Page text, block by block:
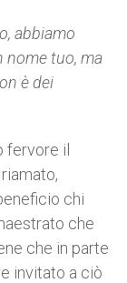
abbiamo
nome tuo, ma
è dei
fervore il
chi
che
che in parte
invitato a ciò